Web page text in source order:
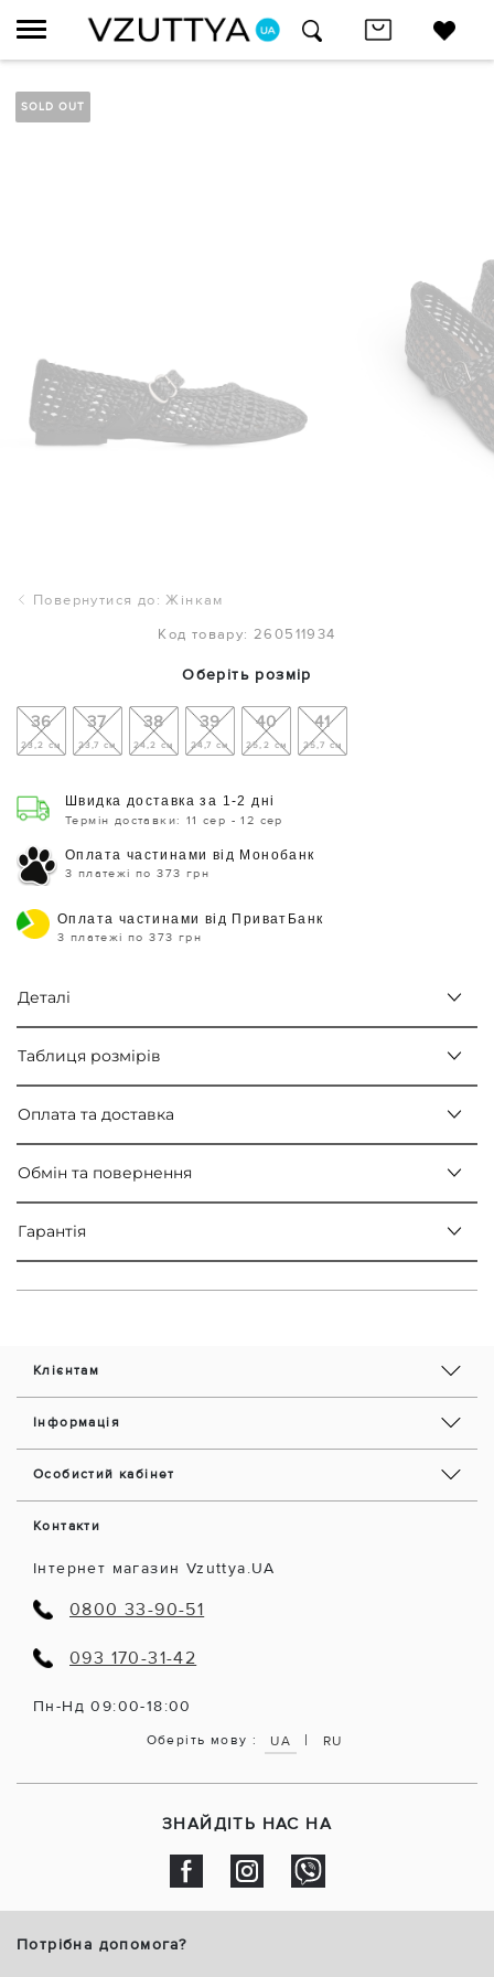
SOLD OUT
Повернутися до: Жінкам
Код товару: 260511934
Оберіть розмір
36
23,2 см
37
23,7 см
38
24,2 см
39
24,7 см
40
25,2 см
41
25,7 см
Швидка доставка за 1-2 дні
Термін доставки: 11 сер - 12 сер
Оплата частинами від Монобанк
3 платежі по 373 грн
Оплата частинами від ПриватБанк
3 платежі по 373 грн
Деталі
Таблиця розмірів
Оплата та доставка
Обмін та повернення
Гарантія
Клієнтам
Інформація
Особистий кабінет
Контакти
Інтернет магазин Vzuttya.UA
0800 33-90-51
093 170-31-42
Пн-Нд 09:00-18:00
Оберіть мову : UA | RU
ЗНАЙДІТЬ НАС НА
Потрібна допомога?